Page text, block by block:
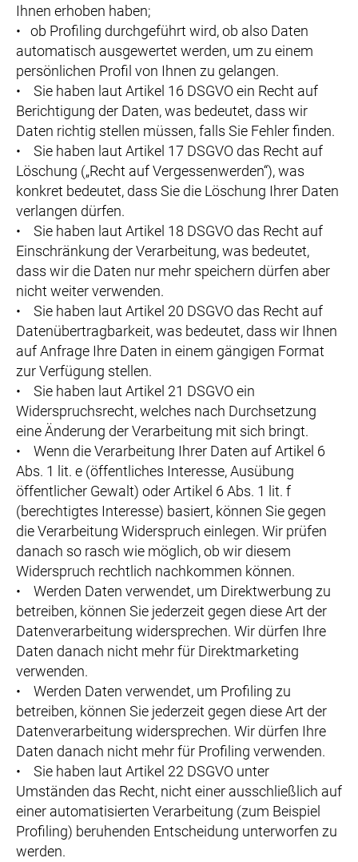
Ihnen erhoben haben;
• ob Profiling durchgeführt wird, ob also Daten
automatisch ausgewertet werden, um zu einem
persönlichen Profil von Ihnen zu gelangen.
• Sie haben laut Artikel 16 DSGVO ein Recht auf
Berichtigung der Daten, was bedeutet, dass wir
Daten richtig stellen müssen, falls Sie Fehler finden.
• Sie haben laut Artikel 17 DSGVO das Recht auf
Löschung („Recht auf Vergessenwerden“), was
konkret bedeutet, dass Sie die Löschung Ihrer Daten
verlangen dürfen.
• Sie haben laut Artikel 18 DSGVO das Recht auf
Einschränkung der Verarbeitung, was bedeutet,
dass wir die Daten nur mehr speichern dürfen aber
nicht weiter verwenden.
• Sie haben laut Artikel 20 DSGVO das Recht auf
Datenübertragbarkeit, was bedeutet, dass wir Ihnen
auf Anfrage Ihre Daten in einem gängigen Format
zur Verfügung stellen.
• Sie haben laut Artikel 21 DSGVO ein
Widerspruchsrecht, welches nach Durchsetzung
eine Änderung der Verarbeitung mit sich bringt.
• Wenn die Verarbeitung Ihrer Daten auf Artikel 6
Abs. 1 lit. e (öffentliches Interesse, Ausübung
öffentlicher Gewalt) oder Artikel 6 Abs. 1 lit. f
(berechtigtes Interesse) basiert, können Sie gegen
die Verarbeitung Widerspruch einlegen. Wir prüfen
danach so rasch wie möglich, ob wir diesem
Widerspruch rechtlich nachkommen können.
• Werden Daten verwendet, um Direktwerbung zu
betreiben, können Sie jederzeit gegen diese Art der
Datenverarbeitung widersprechen. Wir dürfen Ihre
Daten danach nicht mehr für Direktmarketing
verwenden.
• Werden Daten verwendet, um Profiling zu
betreiben, können Sie jederzeit gegen diese Art der
Datenverarbeitung widersprechen. Wir dürfen Ihre
Daten danach nicht mehr für Profiling verwenden.
• Sie haben laut Artikel 22 DSGVO unter
Umständen das Recht, nicht einer ausschließlich auf
einer automatisierten Verarbeitung (zum Beispiel
Profiling) beruhenden Entscheidung unterworfen zu
werden.